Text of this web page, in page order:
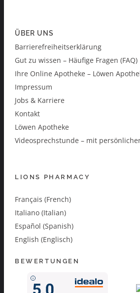
ÜBER UNS
Barrierefreiheitserklärung
Gut zu wissen – Häufige Fragen (FAQ)
Ihre Online Apotheke – Löwen
Impressum
Jobs & Karriere
Kontakt
Löwen Apotheke
Videosprechstunde – mit
LIONS PHARMACY
Français (French)
Italiano (Italian)
Español (Spanish)
English (Englisch)
BEWERTUNGEN